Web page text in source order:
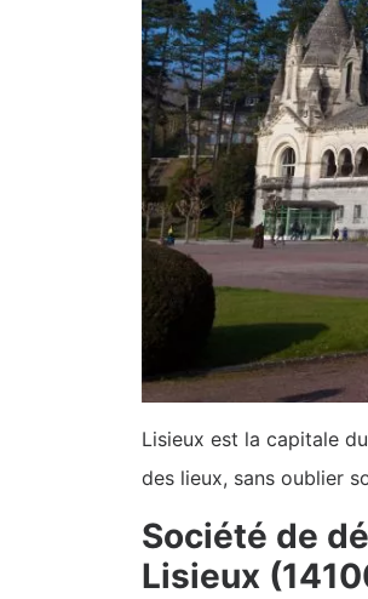
Lisieux est la capitale
des lieux, sans oublier
Société de
Lisieux